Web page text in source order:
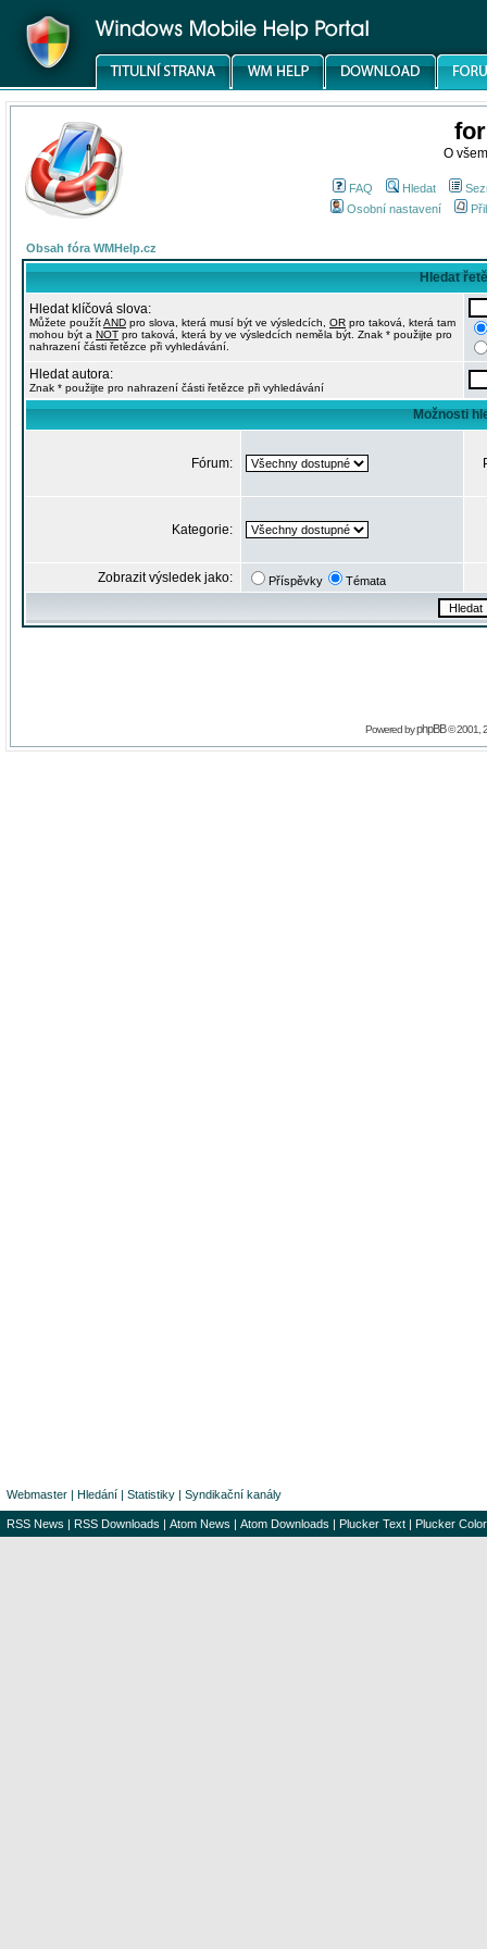
O
FAQ Hledat
Osobní nastavení
Obsah fóra WMHelp.cz
Hledat
Hledat klíčová slova:
Můžete použítAND pro slova, která musí být ve výsledcích, OR pro taková, která tam
mohou být a NOT pro taková, která by ve výsledcích neměla být. Znak * použijte pro
nahrazení části řetězce při vyhledávání.
Hledat autora:
Znak * použijte pro nahrazení části řetězce při vyhledávání
Možnosti
Fórum:
Kategorie:
Zobrazit výsledek jako: Příspěvky Témata
Powered byphpBB© 2001,
Webmaster | Hledání | Statistiky | Syndikační kanály
RSS News | RSS Downloads | Atom News | Atom Downloads | Plucker Text | Plucker Color